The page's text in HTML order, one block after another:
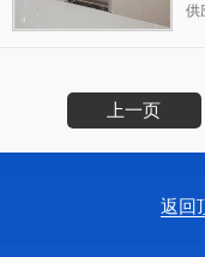
供
邀
套
辐
上一页
返回